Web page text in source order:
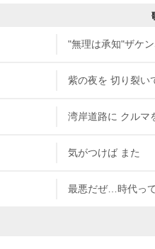
"無理は承知"ザケ
紫の夜を 切り裂い
湾岸道路に クルマ
気がつけば また
最悪だぜ…時代っ